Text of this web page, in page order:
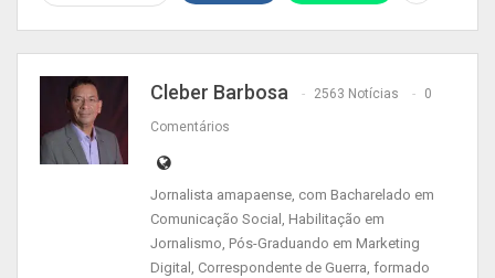
na gíria popular. Assim, o sentido que se quer dar
é de que judeus são perversos e pensam
somente no seu bem-estar.”
Após intervenção da Conib, o Facebook removeu
a publicação por ferir os princípios da plataforma.
A Conib expressa sua solidariedade ao Presidente
do Senado. E vê com preocupação mais este
ataque que busca atingir pessoas apenas pelo
Cleber Barbosa 2563 Notícias 0
Comentários
Jornalista amapaense, com Bacharelado em
Comunicação Social, Habilitação em
Jornalismo, Pós-Graduando em Marketing
Digital, Correspondente de Guerra, formado